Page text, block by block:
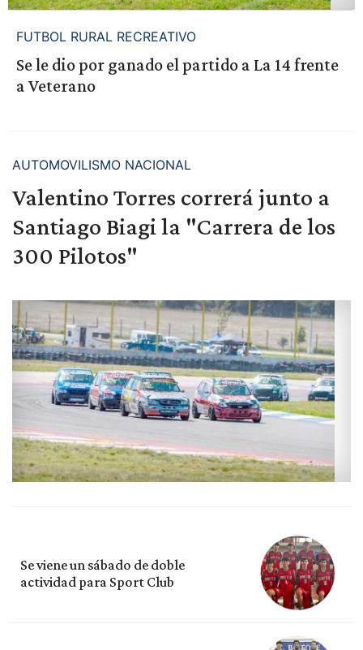
FUTBOL RURAL RECREATIVO
Se le dio por ganado el partido a La 14 frente
a Veterano
AUTOMOVILISMO NACIONAL
Valentino Torres correrá junto a
Santiago Biagi la "Carrera de los
300 Pilotos"
Se viene un sábado de doble
actividad para Sport Club